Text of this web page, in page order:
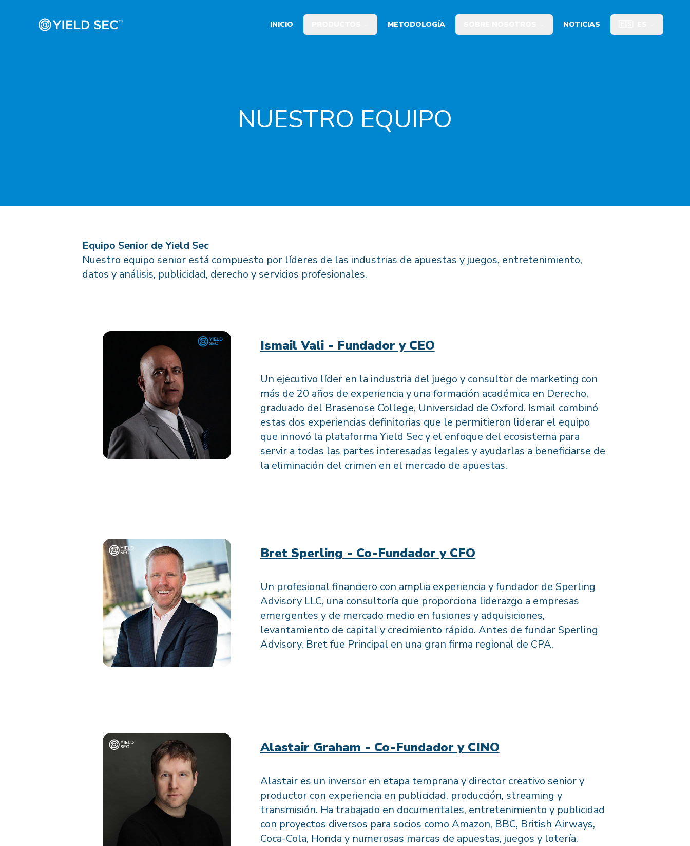
INICIO METODOLOGÍA NOTICIAS
NUESTRO EQUIPO
Equipo Senior de Yield Sec
Nuestro equipo senior está compuesto por líderes de las industrias de apuestas y juegos, entretenimiento,
datos y análisis, publicidad, derecho y servicios profesionales.
Ismail Vali - Fundador y CEO
Un ejecutivo líder en la industria del juego y consultor de marketing con
más de 20 años de experiencia y una formación académica en Derecho,
graduado del Brasenose College, Universidad de Oxford. Ismail combinó
estas dos experiencias definitorias que le permitieron liderar el equipo
que innovó la plataforma Yield Sec y el enfoque del ecosistema para
servir a todas las partes interesadas legales y ayudarlas a beneficiarse de
la eliminación del crimen en el mercado de apuestas.
Bret Sperling - Co-Fundador y CFO
Un profesional financiero con amplia experiencia y fundador de Sperling
Advisory LLC, una consultoría que proporciona liderazgo a empresas
emergentes y de mercado medio en fusiones y adquisiciones,
levantamiento de capital y crecimiento rápido. Antes de fundar Sperling
Advisory, Bret fue Principal en una gran firma regional de CPA.
Alastair Graham - Co-Fundador y CINO
Alastair es un inversor en etapa temprana y director creativo senior y
productor con experiencia en publicidad, producción, streaming y
transmisión. Ha trabajado en documentales, entretenimiento y publicidad
con proyectos diversos para socios como Amazon, BBC, British Airways,
Coca-Cola, Honda y numerosas marcas de apuestas, juegos y lotería.